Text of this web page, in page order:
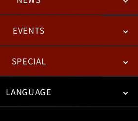
패치노트
EVENTS
ESPORTS
SPECIAL
COMICS
LANGUAGE